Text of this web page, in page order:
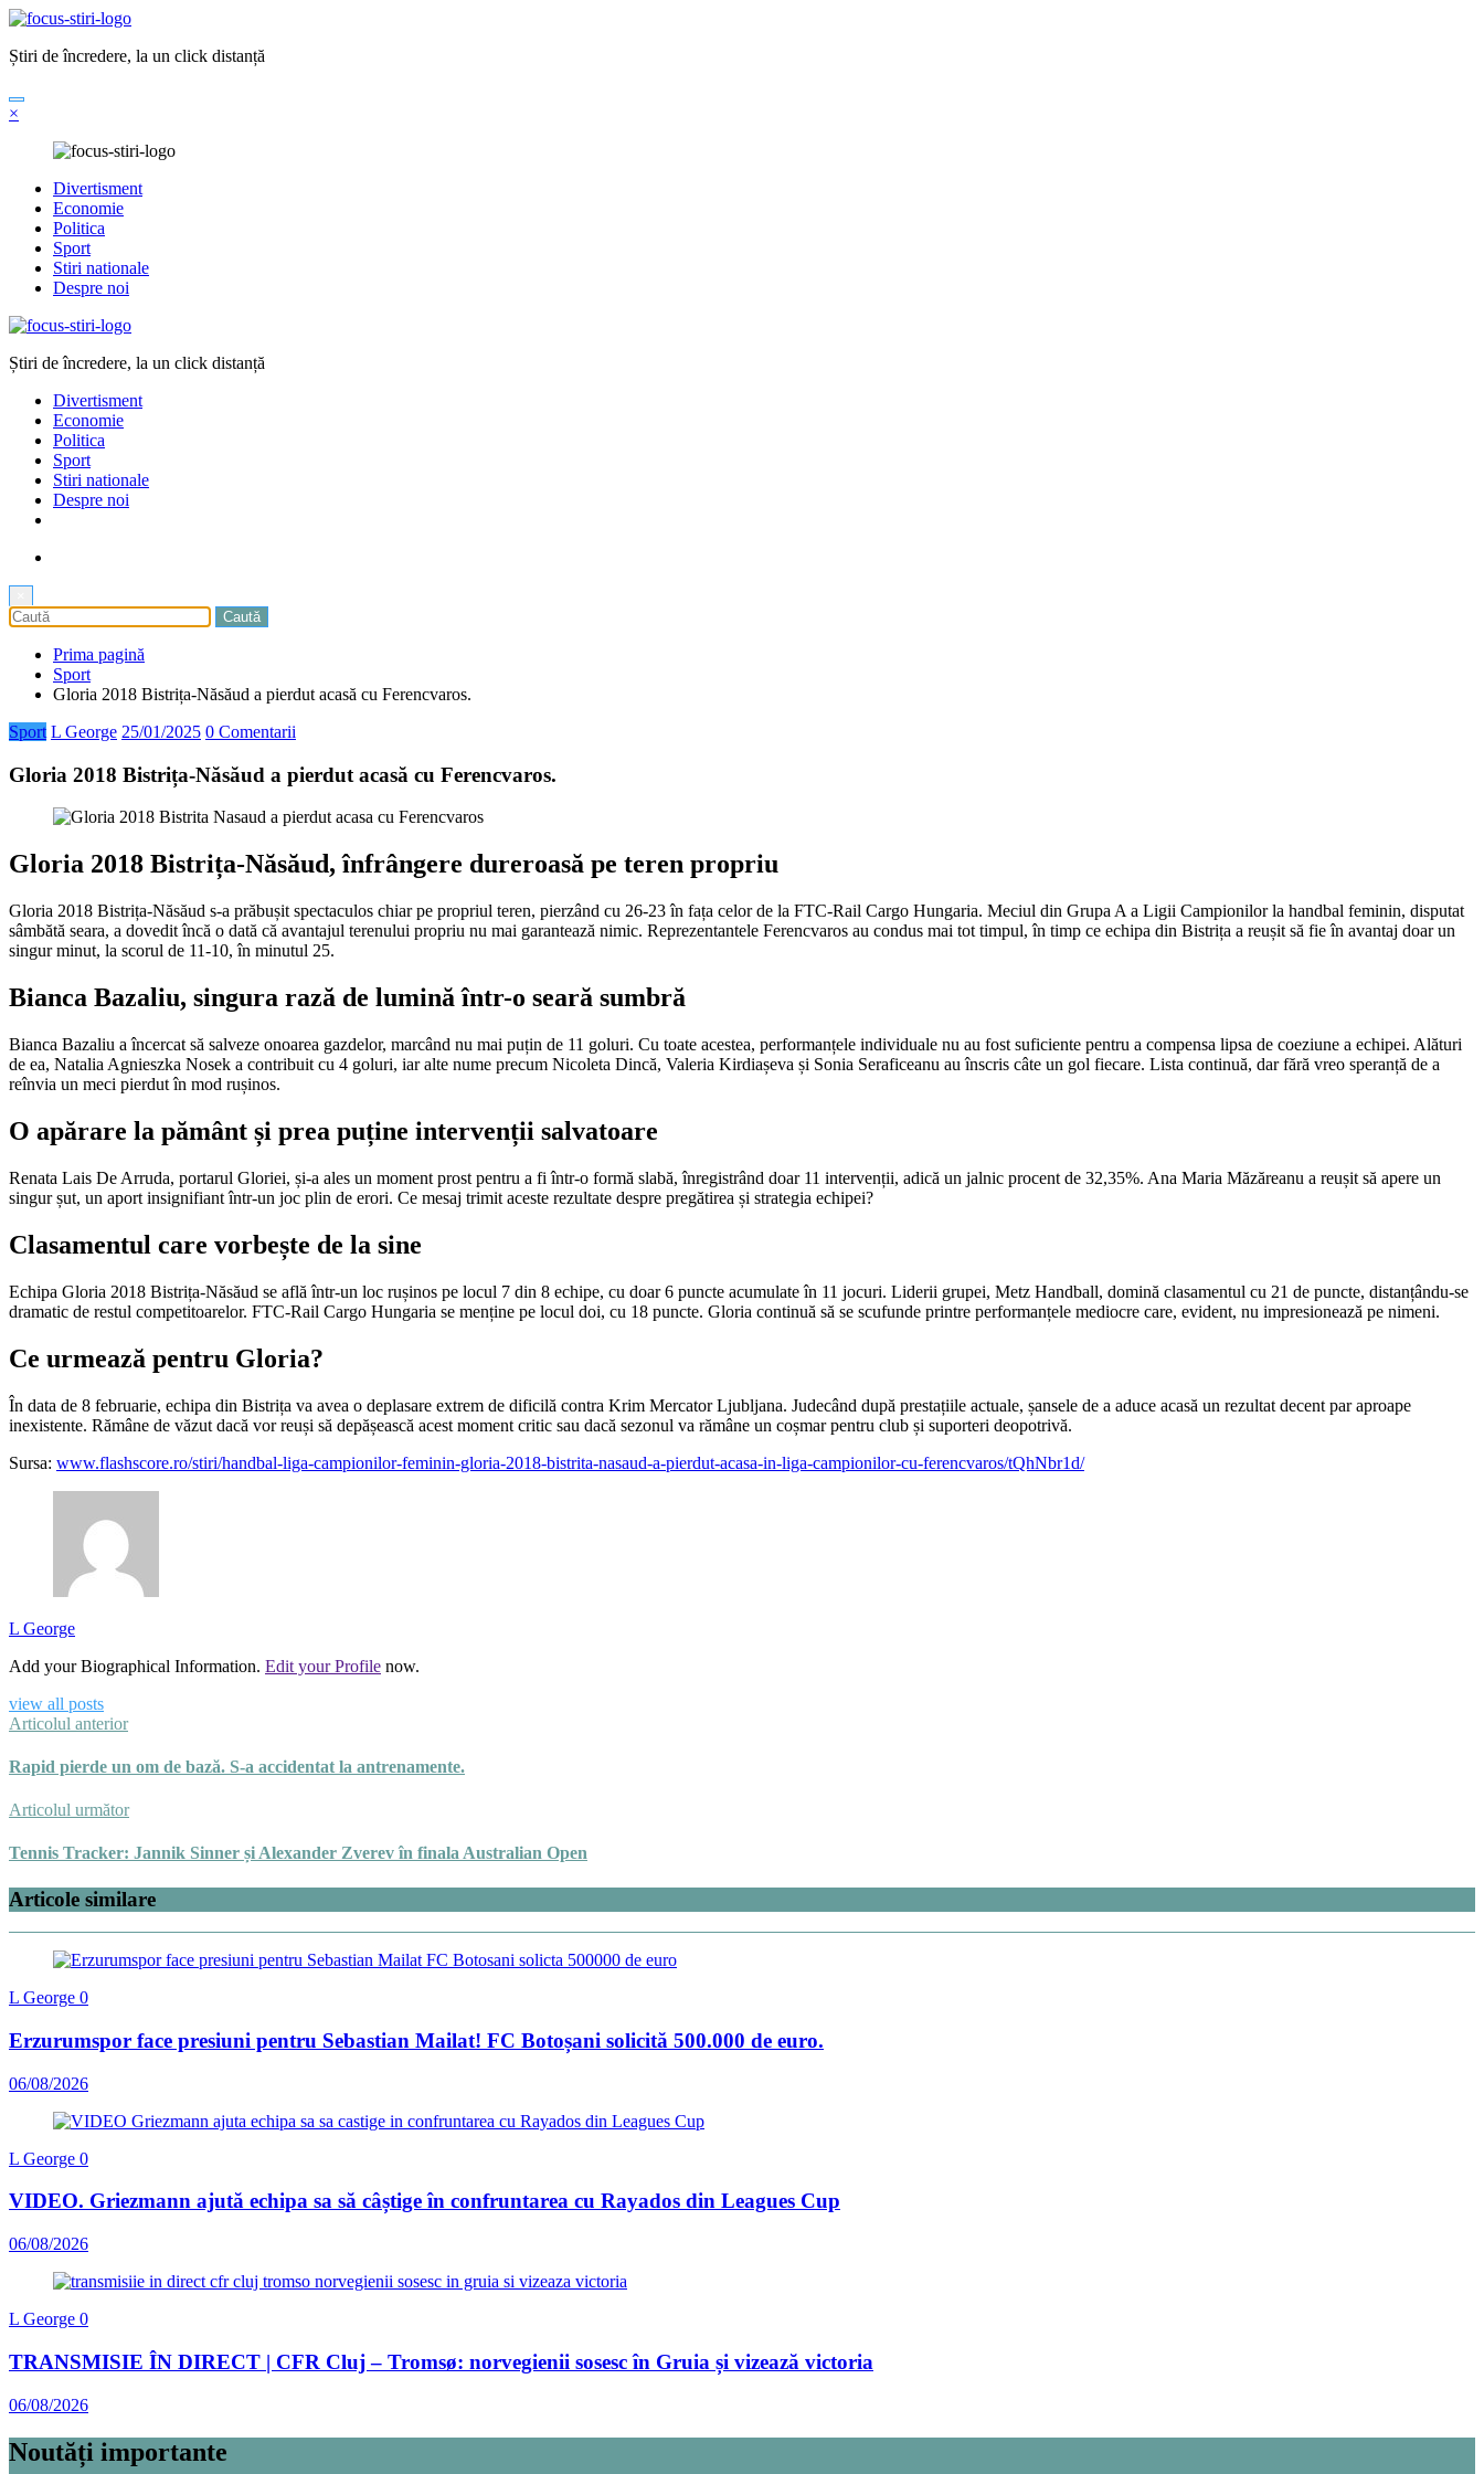
Sari
conținut
Știri de încredere, la un click distanță
×
Divertisment
Economie
Politica
Sport
Stiri nationale
Despre noi
Știri de încredere, la un click distanță
Divertisment
Economie
Politica
Sport
Stiri nationale
Despre noi
Prima pagină
Sport
Gloria 2018 Bistrița-Năsăud a pierdut acasă cu Ferencvaros.
Sport L George 25/01/2025 0 Comentarii
Gloria 2018 Bistrița-Năsăud a pierdut acasă cu Ferencvaros.
Gloria 2018 Bistrița-Năsăud, înfrângere dureroasă pe teren propriu
Gloria 2018 Bistrița-Năsăud s-a prăbușit spectaculos chiar pe propriul teren, pierzând cu 26-23 în fața celor de la FTC-Rail Cargo Hungaria. Meciul din Grupa A a Ligii Campionilor la handbal feminin, disputat
sâmbătă seara, a dovedit încă o dată că avantajul terenului propriu nu mai garantează nimic. Reprezentantele Ferencvaros au condus mai tot timpul, în timp ce echipa din Bistrița a reușit să fie în avantaj doar un
singur minut, la scorul de 11-10, în minutul 25.
Bianca Bazaliu, singura rază de lumină într-o seară sumbră
Bianca Bazaliu a încercat să salveze onoarea gazdelor, marcând nu mai puțin de 11 goluri. Cu toate acestea, performanțele individuale nu au fost suficiente pentru a compensa lipsa de coeziune a echipei. Alături
de ea, Natalia Agnieszka Nosek a contribuit cu 4 goluri, iar alte nume precum Nicoleta Dincă, Valeria Kirdiașeva și Sonia Seraficeanu au înscris câte un gol fiecare. Lista continuă, dar fără vreo speranță de a
reînvia un meci pierdut în mod rușinos.
O apărare la pământ și prea puține intervenții salvatoare
Renata Lais De Arruda, portarul Gloriei, și-a ales un moment prost pentru a fi într-o formă slabă, înregistrând doar 11 intervenții, adică un jalnic procent de 32,35%. Ana Maria Măzăreanu a reușit să apere un
singur șut, un aport insignifiant într-un joc plin de erori. Ce mesaj trimit aceste rezultate despre pregătirea și strategia echipei?
Clasamentul care vorbește de la sine
Echipa Gloria 2018 Bistrița-Năsăud se află într-un loc rușinos pe locul 7 din 8 echipe, cu doar 6 puncte acumulate în 11 jocuri. Liderii grupei, Metz Handball, domină clasamentul cu 21 de puncte, distanțându-se
dramatic de restul competitoarelor. FTC-Rail Cargo Hungaria se menține pe locul doi, cu 18 puncte. Gloria continuă să se scufunde printre performanțele mediocre care, evident, nu impresionează pe nimeni.
Ce urmează pentru Gloria?
În data de 8 februarie, echipa din Bistrița va avea o deplasare extrem de dificilă contra Krim Mercator Ljubljana. Judecând după prestațiile actuale, șansele de a aduce acasă un rezultat decent par aproape
inexistente. Rămâne de văzut dacă vor reuși să depășească acest moment critic sau dacă sezonul va rămâne un coșmar pentru club și suporteri deopotrivă.
Sursa: www.flashscore.ro/stiri/handbal-liga-campionilor-feminin-gloria-2018-bistrita-nasaud-a-pierdut-acasa-in-liga-campionilor-cu-ferencvaros/tQhNbr1d/
L George
Add your Biographical Information. Edit your Profile now.
view all posts
Articolul anterior
Rapid pierde un om de bază. S-a accidentat la antrenamente.
Articolul următor
Tennis Tracker: Jannik Sinner și Alexander Zverev în finala Australian Open
Articole similare
L George 0
Erzurumspor face presiuni pentru Sebastian Mailat! FC Botoșani solicită 500.000 de euro.
06/08/2026
L George 0
VIDEO. Griezmann ajută echipa sa să câștige în confruntarea cu Rayados din Leagues Cup
06/08/2026
L George 0
TRANSMISIE ÎN DIRECT | CFR Cluj – Tromsø: norvegienii sosesc în Gruia și vizează victoria
06/08/2026
Noutăți importante